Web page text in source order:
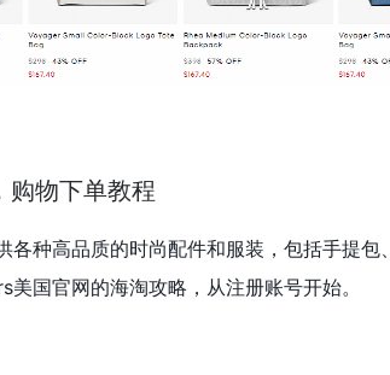
物下单教程
种高品质的时尚配件和服装，包括手提包
国官网的海淘攻略，从注册账号开始。